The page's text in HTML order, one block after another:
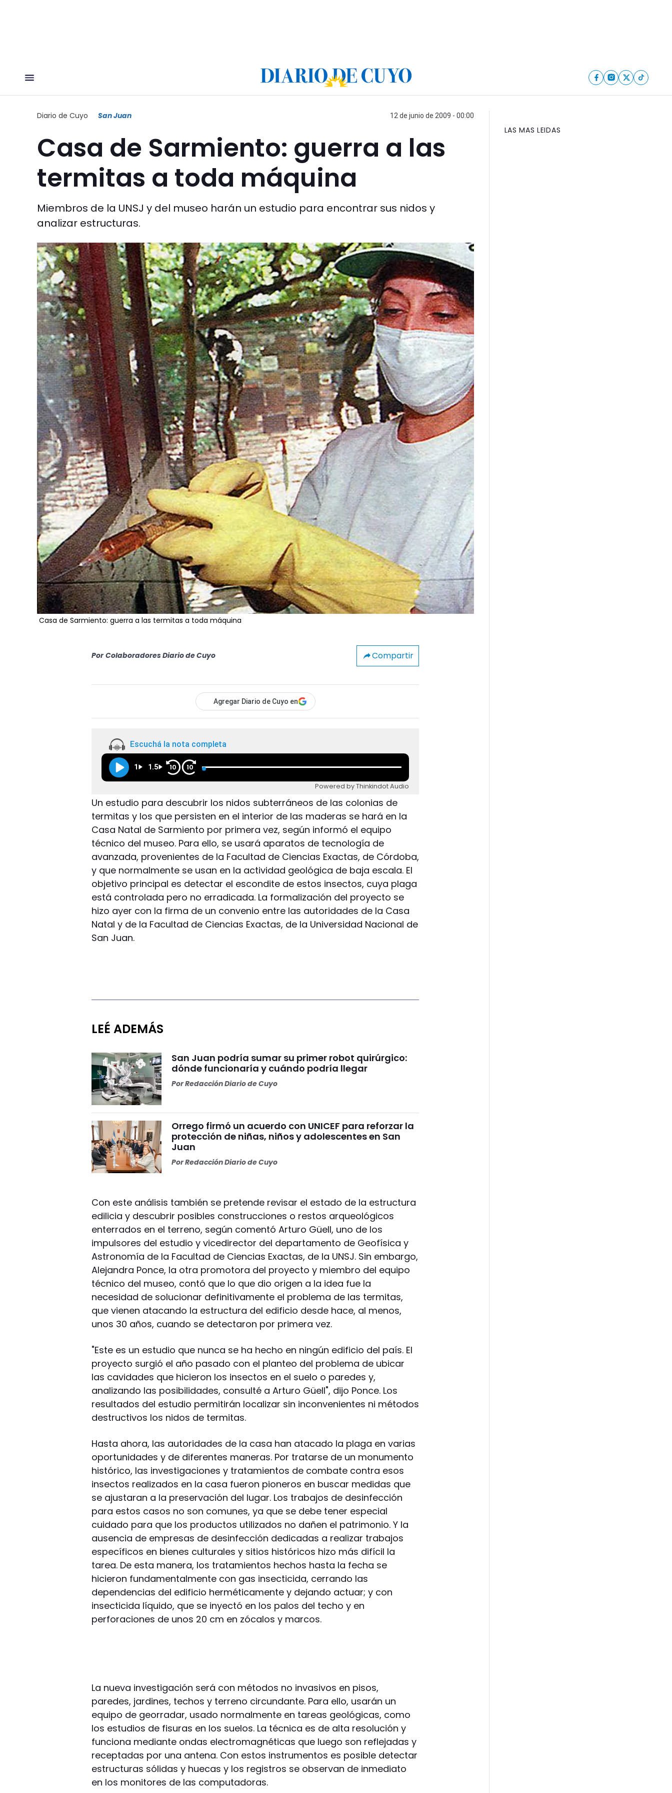
Diario de Cuyo San Juan 12 de junio de 2009 - 00:00
Casa de Sarmiento: guerra a las
termitas a toda máquina
Miembros de la UNSJ y del museo harán un estudio para encontrar sus nidos y
analizar estructuras.
Casa de Sarmiento: guerra a las termitas a toda máquina
Por Colaboradores Diario de Cuyo Compartir
Agregar Diario de Cuyo en
Escuchá la nota completa
1 1.5 10 10
Powered by Thinkindot Audio
Un estudio para descubrir los nidos subterráneos de las colonias de
termitas y los que persisten en el interior de las maderas se hará en la
Casa Natal de Sarmiento por primera vez, según informó el equipo
técnico del museo. Para ello, se usará aparatos de tecnología de
avanzada, provenientes de la Facultad de Ciencias Exactas, de Córdoba,
y que normalmente se usan en la actividad geológica de baja escala. El
objetivo principal es detectar el escondite de estos insectos, cuya plaga
está controlada pero no erradicada. La formalización del proyecto se
hizo ayer con la firma de un convenio entre las autoridades de la Casa
Natal y de la Facultad de Ciencias Exactas, de la Universidad Nacional de
San Juan.
LEÉ ADEMÁS
San Juan podría sumar su primer robot quirúrgico:
dónde funcionaría y cuándo podría llegar
PorRedacción Diario de Cuyo
Orrego firmó un acuerdo con UNICEF para reforzar la
protección de niñas, niños y adolescentes en San
Juan
PorRedacción Diario de Cuyo
Con este análisis también se pretende revisar el estado de la estructura
edilicia y descubrir posibles construcciones o restos arqueológicos
enterrados en el terreno, según comentó Arturo Güell, uno de los
impulsores del estudio y vicedirector del departamento de Geofísica y
Astronomía de la Facultad de Ciencias Exactas, de la UNSJ. Sin embargo,
Alejandra Ponce, la otra promotora del proyecto y miembro del equipo
técnico del museo, contó que lo que dio origen a la idea fue la
necesidad de solucionar definitivamente el problema de las termitas,
que vienen atacando la estructura del edificio desde hace, al menos,
unos 30 años, cuando se detectaron por primera vez.
"Este es un estudio que nunca se ha hecho en ningún edificio del país. El
proyecto surgió el año pasado con el planteo del problema de ubicar
las cavidades que hicieron los insectos en el suelo o paredes y,
analizando las posibilidades, consulté a Arturo Güell", dijo Ponce. Los
resultados del estudio permitirán localizar sin inconvenientes ni métodos
destructivos los nidos de termitas.
Hasta ahora, las autoridades de la casa han atacado la plaga en varias
oportunidades y de diferentes maneras. Por tratarse de un monumento
histórico, las investigaciones y tratamientos de combate contra esos
insectos realizados en la casa fueron pioneros en buscar medidas que
se ajustaran a la preservación del lugar. Los trabajos de desinfección
para estos casos no son comunes, ya que se debe tener especial
cuidado para que los productos utilizados no dañen el patrimonio. Y la
ausencia de empresas de desinfección dedicadas a realizar trabajos
específicos en bienes culturales y sitios históricos hizo más difícil la
tarea. De esta manera, los tratamientos hechos hasta la fecha se
hicieron fundamentalmente con gas insecticida, cerrando las
dependencias del edificio herméticamente y dejando actuar; y con
insecticida líquido, que se inyectó en los palos del techo y en
perforaciones de unos 20 cm en zócalos y marcos.
La nueva investigación será con métodos no invasivos en pisos,
paredes, jardines, techos y terreno circundante. Para ello, usarán un
equipo de georradar, usado normalmente en tareas geológicas, como
los estudios de fisuras en los suelos. La técnica es de alta resolución y
funciona mediante ondas electromagnéticas que luego son reflejadas y
receptadas por una antena. Con estos instrumentos es posible detectar
estructuras sólidas y huecas y los registros se observan de inmediato
en los monitores de las computadoras.
LAS MAS LEIDAS